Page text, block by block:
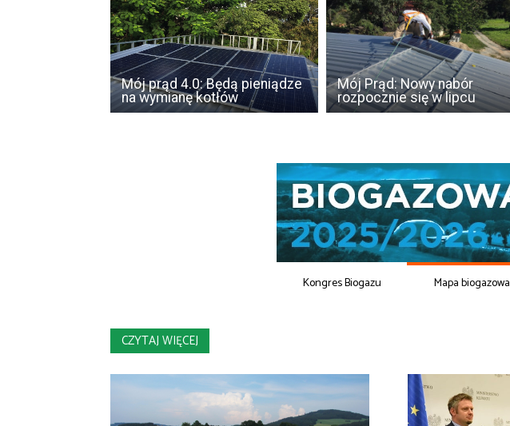
Mój prąd 4.0: Będą pieniądze
na wymianę kotłów
Mój Prąd: Nowy nabór
rozpocznie się w lipcu
Kongres Biogazu Mapa biogazowa
CZYTAJ WIĘCEJ